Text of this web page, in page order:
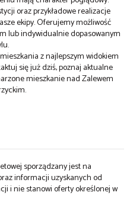
oraz przykładowe realizacje
ekipy. Oferujemy możliwość
lub indywidualnie dopasowanym
z najlepszym widokiem
się już dziś, poznaj aktualne
mieszkanie nad Zalewem
sporządzany jest na
informacji uzyskanych od
i nie stanowi oferty określonej w